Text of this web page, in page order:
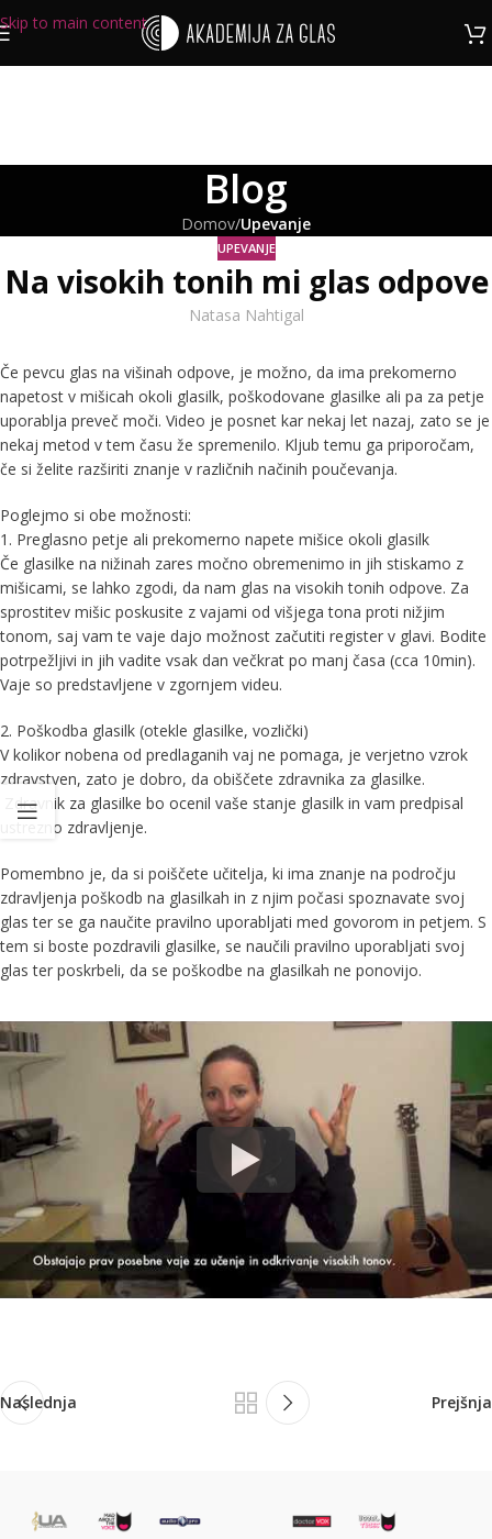
Skip to main content
Blog
Domov/Upevanje
UPEVANJE
Na visokih tonih mi glas odpove
Natasa Nahtigal
Če pevcu glas na višinah odpove, je možno, da ima prekomerno
napetost v mišicah okoli glasilk, poškodovane glasilke ali pa za petje
uporablja preveč moči. Video je posnet kar nekaj let nazaj, zato se je
nekaj metod v tem času že spremenilo. Kljub temu ga priporočam,
če si želite razširiti znanje v različnih načinih poučevanja.
Poglejmo si obe možnosti:
1. Preglasno petje ali prekomerno napete mišice okoli glasilk
Če glasilke na nižinah zares močno obremenimo in jih stiskamo z
mišicami, se lahko zgodi, da nam glas na visokih tonih odpove. Za
sprostitev mišic poskusite z vajami od višjega tona proti nižjim
tonom, saj vam te vaje dajo možnost začutiti register v glavi. Bodite
potrpežljivi in jih vadite vsak dan večkrat po manj časa (cca 10min).
Vaje so predstavljene v zgornjem videu.
2. Poškodba glasilk (otekle glasilke, vozlički)
V kolikor nobena od predlaganih vaj ne pomaga, je verjetno vzrok
zdravstven, zato je dobro, da obiščete zdravnika za glasilke.
Zdravnik za glasilke bo ocenil vaše stanje glasilk in vam predpisal
ustrezno zdravljenje.
Pomembno je, da si poiščete učitelja, ki ima znanje na področju
zdravljenja poškodb na glasilkah in z njim počasi spoznavate svoj
glas ter se ga naučite pravilno uporabljati med govorom in petjem. S
tem si boste pozdravili glasilke, se naučili pravilno uporabljati svoj
glas ter poskrbeli, da se poškodbe na glasilkah ne ponovijo.
Naslednja Prejšnja